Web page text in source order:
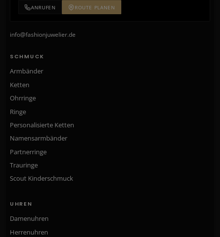
ANRUFEN ROUTE PLANEN
info@fashionjuwelier.de
SCHMUCK
Armbänder
Ketten
Ohrringe
Ringe
Personalisierte Ketten
Namensarmbänder
Partnerringe
Trauringe
Scout Kinderschmuck
UHREN
Damenuhren
Herrenuhren